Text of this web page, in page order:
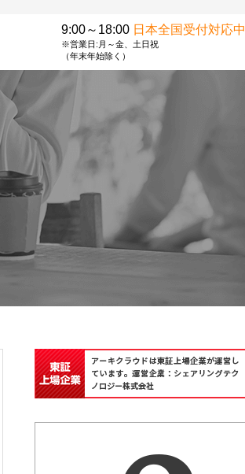
9:00～18:00 日本全国受付対応中
※営業日:月～金、土日祝
（年末年始除く）